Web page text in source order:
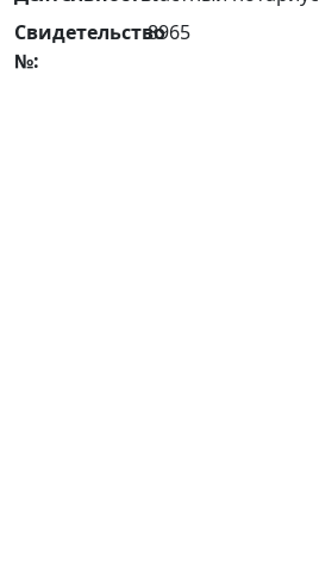
Свидетельство
№:
8965